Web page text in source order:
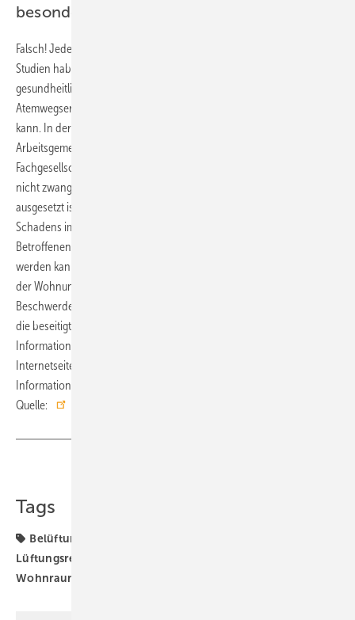
besonders gefährlich
Falsch! Jede Art von Schimmel kann die Gesundheit beinträchtigen.
Studien haben gezeigt, dass Schimmel in Wohnungen auf Dauer
gesundheitliche Beschwerden wie zum Beispiel
Atemwegserkrankungen auslösen oder Erkrankungen verstärken
kann. In der aktuellen
Arbeitsgemeinschaft der Wissenschaftlichen Medizinischen
Fachgesellschaften (AWMF) festgehalten, dass diese Wirkungen aber
nicht zwangsläufig bei jeder Person auftreten, die Schimmel
ausgesetzt ist. Das gesundheitliche Risiko ist neben der Größe des
Schadens immer auch vom gesundheitlichen Zustand der
Betroffenen abhängig, der wiederum nur von ärztlicher Seite bewertet
werden kann. Es kann kein Nachweis erfolgen, dass der Schimmel in
der Wohnung unmittelbar für die persönlichen gesundheitlichen
Beschwerden verantwortlich ist. Schimmel ist immer eine Belastung,
die beseitigt werden muss – egal welche Farbe er hat. Weitere
Informationen und Links finden sich auf der betreffenden
Internetseite der Verbraucherzentrale NRW und auf der
Informationsplattform
Quelle:
Tags
Belüftung
Lüftungsregeln
Wohnraumlüftung